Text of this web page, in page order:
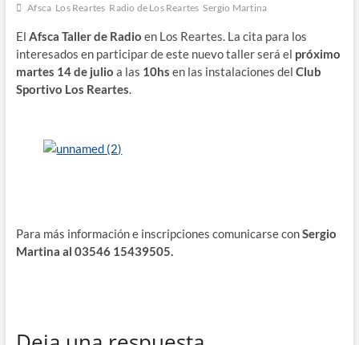
Afsca Los Reartes Radio de Los Reartes Sergio Martina
El Afsca Taller de Radio en Los Reartes. La cita para los
interesados en participar de este nuevo taller será el próximo
martes 14 de julio a las 10hs en las instalaciones del Club
Sportivo Los Reartes.
Para más información e inscripciones comunicarse conSergio
Martina al 03546 15439505.